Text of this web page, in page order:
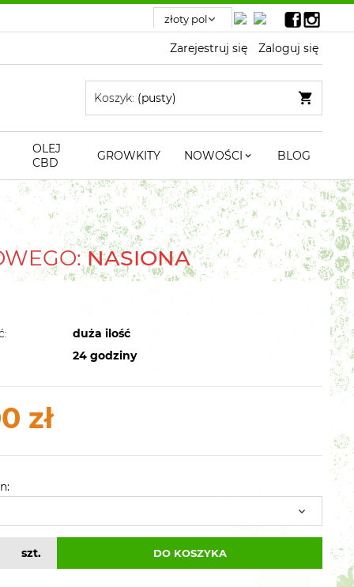
Zarejestruj się Zaloguj się
Koszyk: (pusty)
OLEJ
CBD
GROWKITY NOWOŚCI BLOG
NASIONA
duża ilość
24 godziny
zł
szt. DO KOSZYKA